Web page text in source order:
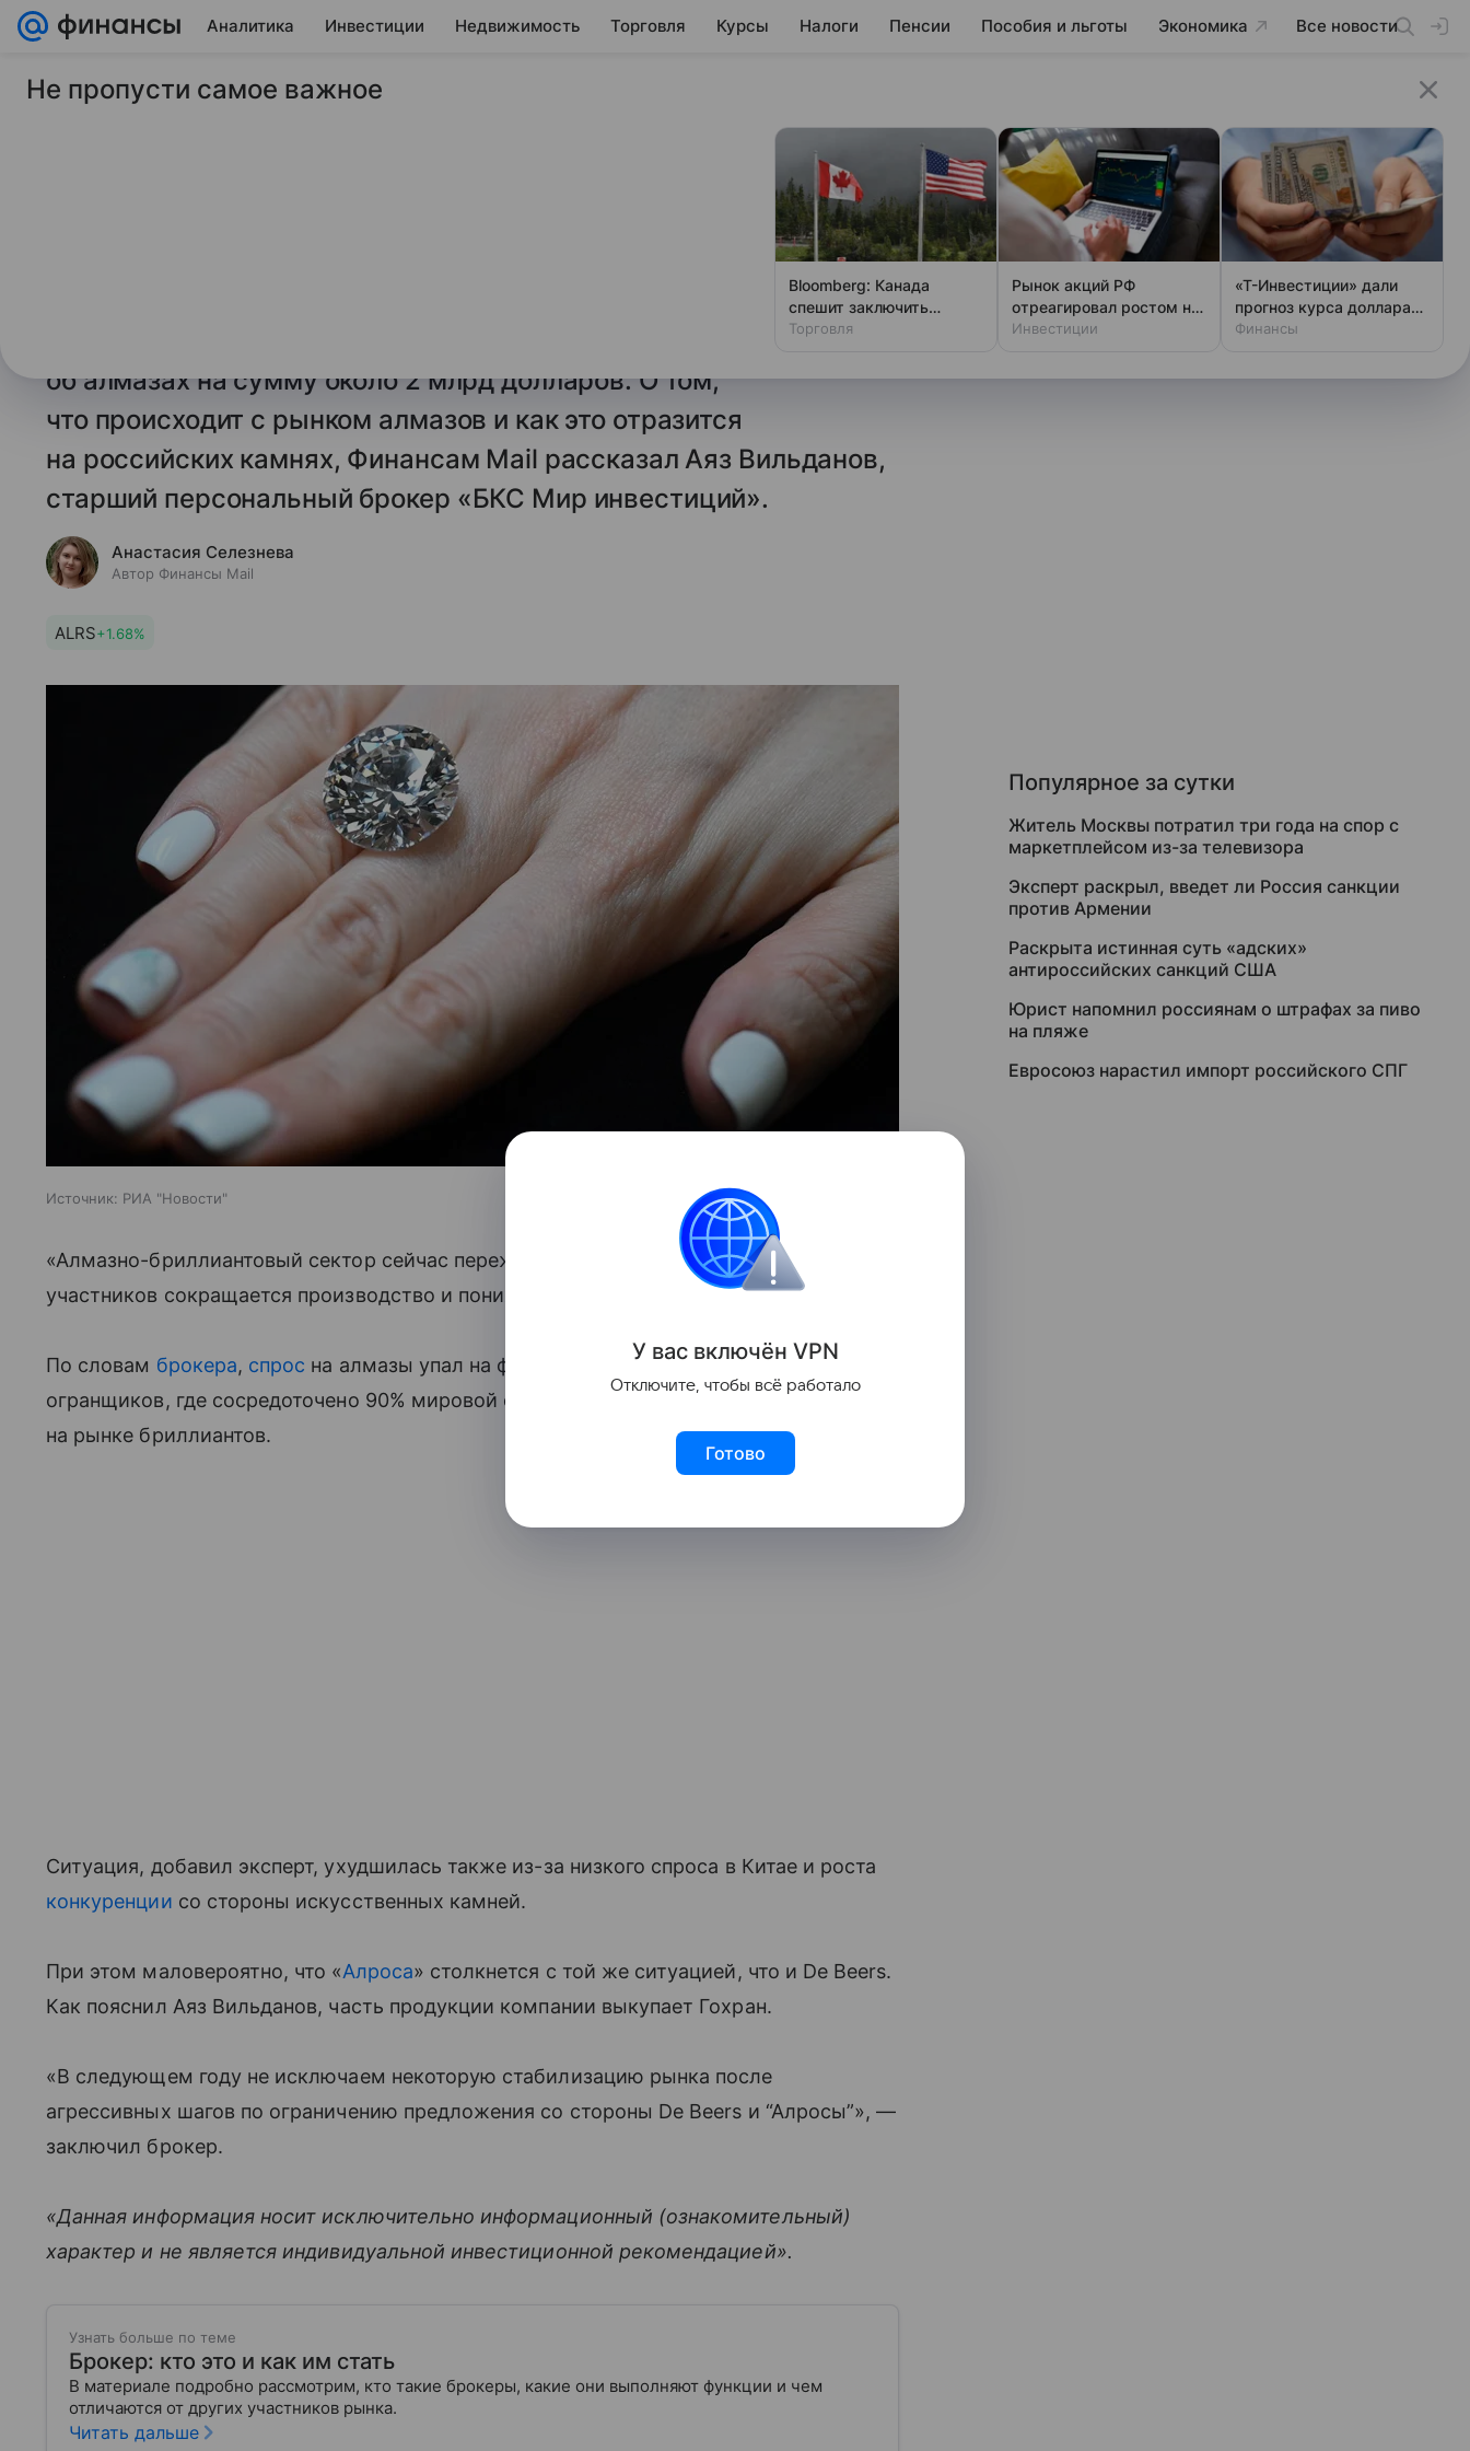
Аналитика Инвестиции Недвижимость Торговля Курсы Налоги Пенсии Пособия и льготы Экономика Все новости
28 декабря 2024 Финансы Mail
Брокер заявил о сложном периоде для
Крупнейший в мире добытчик алмазов De Beers Group накопила
финансового кризиса 2008 года. Как сообщала FT, речь идет
об алмазах на сумму около 2 млрд долларов. О том,
что происходит с рынком алмазов и как это отразится
на российских камнях, Финансам Mail рассказал Аяз Вильданов,
старший персональный брокер «БКС Мир инвестиций».
Анастасия Селезнева
Автор Финансы Mail
ALRS+1.68%
Источник: РИА "Новости"
«Алмазно-бриллиантовый сектор сейчас переживает сложный период. У глобальных
участников сокращается производство и понижаются цены», — отметил он.
По словам брокера, спрос на алмазы упал на фоне избыточных запасов у индийских
огранщиков, где сосредоточено 90% мировой огранки, а также снижения активности
на рынке бриллиантов.
Ситуация, добавил эксперт, ухудшилась также из-за низкого спроса в Китае и роста
конкуренции со стороны искусственных камней.
При этом маловероятно, что «Алроса» столкнется с той же ситуацией, что и De Beers.
Как пояснил Аяз Вильданов, часть продукции компании выкупает Гохран.
«В следующем году не исключаем некоторую стабилизацию рынка после
агрессивных шагов по ограничению предложения со стороны De Beers и “Алросы”», —
заключил брокер.
«Данная информация носит исключительно информационный (ознакомительный)
характер и не является индивидуальной инвестиционной рекомендацией».
Узнать больше по теме
Брокер: кто это и как им стать
В материале подробно рассмотрим, кто такие брокеры, какие они выполняют функции и чем
отличаются от других участников рынка.
Читать дальше
Популярное за сутки
Житель Москвы потратил три года на спор с
маркетплейсом из-за телевизора
Эксперт раскрыл, введет ли Россия санкции
против Армении
Раскрыта истинная суть «адских»
антироссийских санкций США
Юрист напомнил россиянам о штрафах за пиво
на пляже
Евросоюз нарастил импорт российского СПГ
Не пропусти самое важное
Bloomberg: Канада
спешит заключить
торговое соглашение с
Торговля
Рынок акций РФ
отреагировал ростом на
возможный визит
Инвестиции
«Т-Инвестиции» дали
прогноз курса доллара
до конца года
Финансы
У вас включён VPN
Отключите, чтобы всё работало
Готово